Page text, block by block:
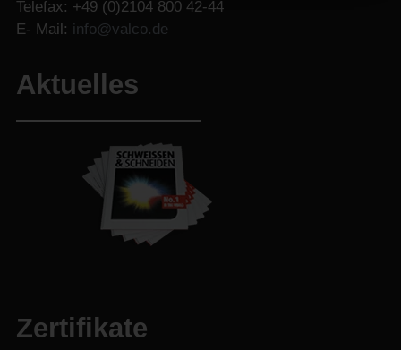
Telefax: +49 (0)2104 800 42-44
E- Mail: info@valco.de
Aktuelles
Zertifikate